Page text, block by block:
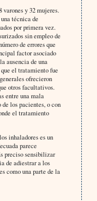
varones y 32 mujeres.
técnica de
por primera vez.
sin empleo de
de errores que
factor asociado
ausencia de una
el tratamiento fue
ofrecieron
otros facultativos.
entre una mala
los pacientes, o con
el tratamiento
inhaladores es un
parece
preciso sensibilizar
de adiestrar a los
como una parte de la